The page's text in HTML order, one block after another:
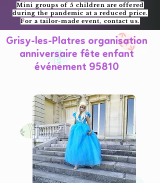
Mini groups of 5 children are offered
during the pandemic at a reduced price.
For a tailor-made event, contact us.
Grisy-les-Platres organisation
anniversaire fête enfant
événement 95810